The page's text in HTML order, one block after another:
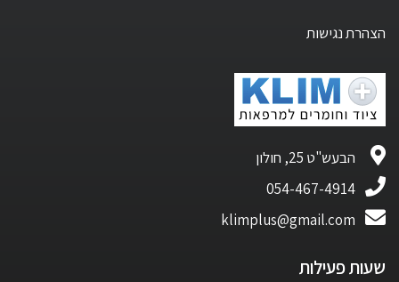
הצהרת נגישות
הבעש"ט 25, חולון
054-467-4914
klimplus@gmail.com
שעות פעילות